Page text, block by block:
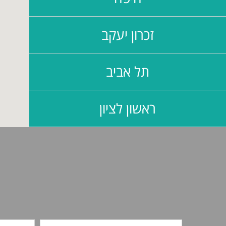
זכרון יעקב
תל אביב
ראשון לציון